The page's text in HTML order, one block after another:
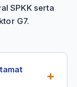
SPKK serta
G7.
+